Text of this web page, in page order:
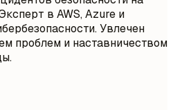
в AWS, Azure и
Увлечен
проблем и наставничеством